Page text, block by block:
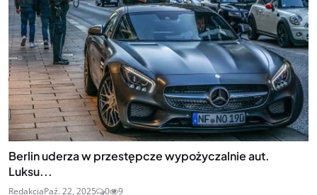
Berlin uderza w przestępcze wypożyczalnie aut.
Luksu...
RedakcjaPaź. 22, 2025 0 9